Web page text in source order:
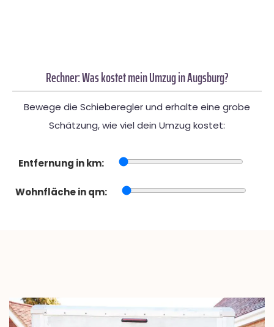
Rechner: Was kostet mein Umzug in Augsburg?
Bewege die Schieberegler und erhalte eine grobe
Schätzung, wie viel dein Umzug kostet:
Entfernung in km:
Wohnfläche in qm: